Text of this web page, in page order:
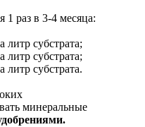
раз в 3-4 месяца:
субстрата;
субстрата;
субстрата.
минеральные